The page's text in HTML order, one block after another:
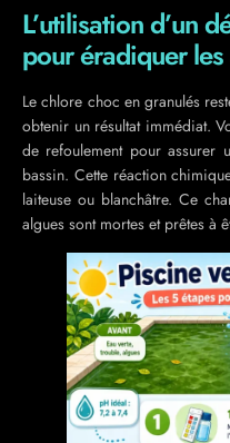
L’utilisation d’un
pour éradiquer
Le chlore choc en granulés
obtenir un résultat immédiat.
de refoulement pour assurer
bassin. Cette réaction
laiteuse ou blanchâtre. Ce
algues sont mortes et prêtes à